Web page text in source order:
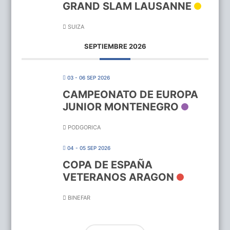
GRAND SLAM LAUSANNE
SUIZA
SEPTIEMBRE 2026
03 - 06 SEP 2026
CAMPEONATO DE EUROPA
JUNIOR MONTENEGRO
PODGORICA
04 - 05 SEP 2026
COPA DE ESPAÑA
VETERANOS ARAGON
BINEFAR